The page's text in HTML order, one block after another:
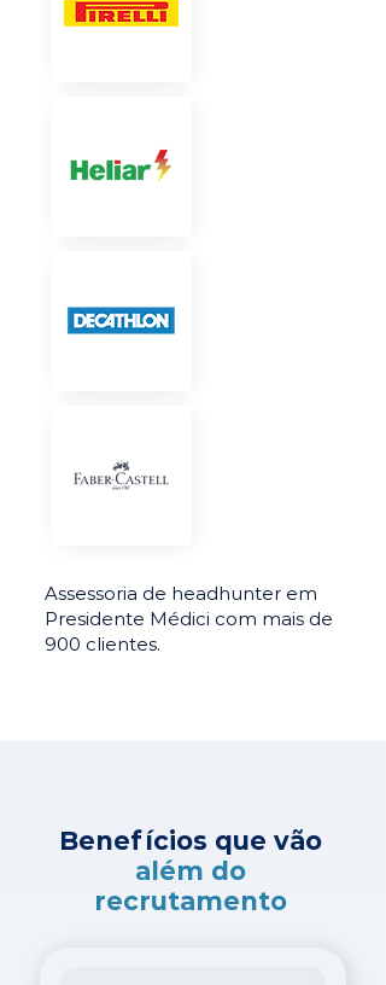
Assessoria de headhunter em
Presidente Médici com mais de
900 clientes.
Benefícios que vão
além do
recrutamento